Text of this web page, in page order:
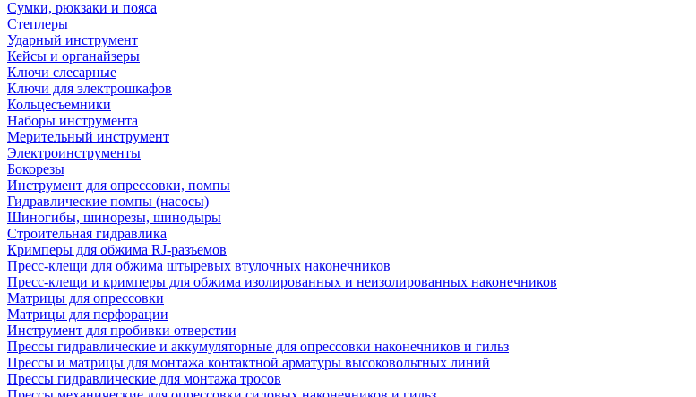
Сумки, рюкзаки и пояса
Степлеры
Ударный инструмент
Кейсы и органайзеры
Ключи слесарные
Ключи для электрошкафов
Кольцесъемники
Наборы инструмента
Мерительный инструмент
Электроинструменты
Бокорезы
Инструмент для опрессовки, помпы
Гидравлические помпы (насосы)
Шиногибы, шинорезы, шинодыры
Строительная гидравлика
Кримперы для обжима RJ-разъемов
Пресс-клещи для обжима штыревых втулочных наконечников
Пресс-клещи и кримперы для обжима изолированных и неизолированных наконечников
Матрицы для опрессовки
Матрицы для перфорации
Инструмент для пробивки отверстии
Прессы гидравлические и аккумуляторные для опрессовки наконечников и гильз
Прессы и матрицы для монтажа контактной арматуры высоковольтных линий
Прессы гидравлические для монтажа тросов